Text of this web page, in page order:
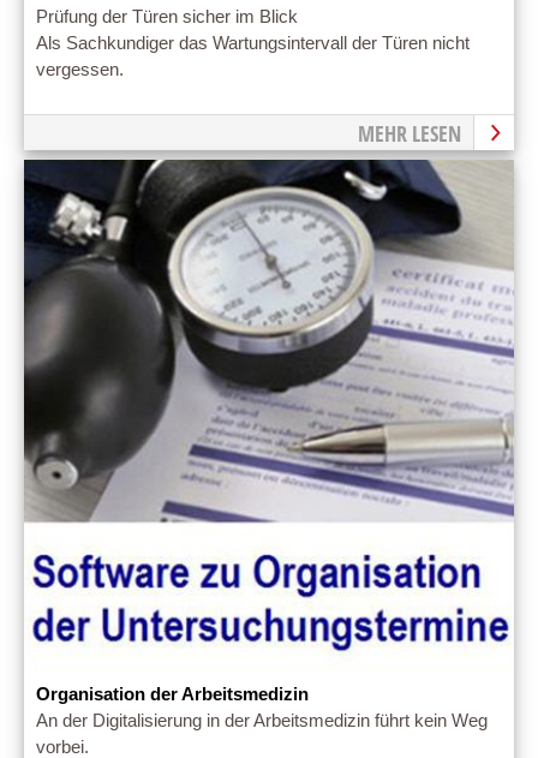
Prüfung der Türen sicher im Blick
Als Sachkundiger das Wartungsintervall der Türen nicht
vergessen.
MEHR LESEN
Organisation der Arbeitsmedizin
An der Digitalisierung in der Arbeitsmedizin führt kein Weg
vorbei.